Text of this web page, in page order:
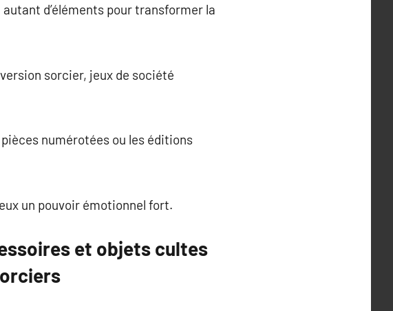
d’éléments pour transformer la
sorcier, jeux de société
numérotées ou les éditions
un pouvoir émotionnel fort.
et objets cultes